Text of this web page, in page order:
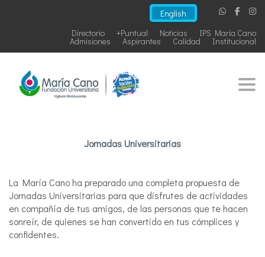
English
IPS María Cano
Noticias
+Puntual
Directorio
Institucional
Calidad
Aspirantes
Admisiones
Jornadas Universitarias
La María Cano ha preparado una completa propuesta de
Jornadas Universitarias para que disfrutes de actividades
en compañía de tus amigos, de las personas que te hacen
sonreír, de quienes se han convertido en tus cómplices y
confidentes.